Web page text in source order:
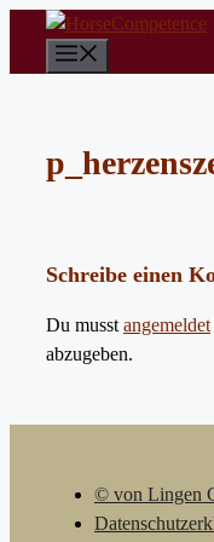
springen
Schreibe einen
Du musst angemeldet
abzugeben.
© von Lingen